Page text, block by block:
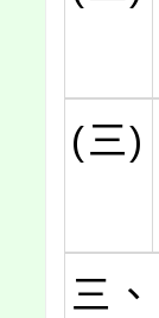
(三)
三、